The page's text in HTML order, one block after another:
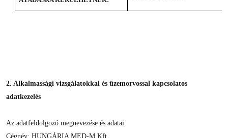
2. Alkalmassági vizsgálatokkal és üzemorvossal kapcsolatos
adatkezelés
Az adatfeldolgozó megnevezése és adatai:
Cégnév: HUNGÁRIA MED-M Kft.